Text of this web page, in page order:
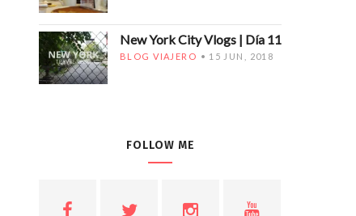
New York City Vlogs | Día 11
BLOG VIAJERO 15 JUN, 2018
FOLLOW ME